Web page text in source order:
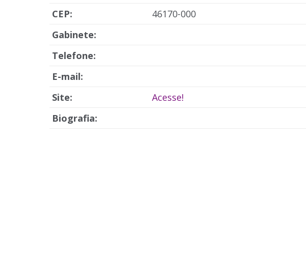
CEP:
46170-000
Gabinete:
Telefone:
E-mail:
Site:
Acesse!
Biografia: